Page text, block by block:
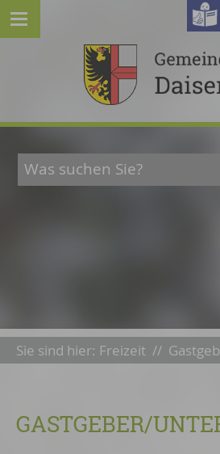
Sie sind hier: Freizeit //
GASTGEBER/